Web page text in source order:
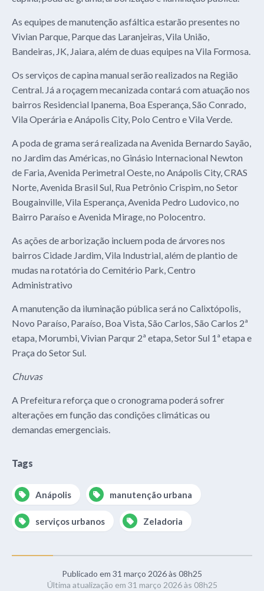
As equipes de manutenção asfáltica estarão presentes no
Vivian Parque, Parque das Laranjeiras, Vila União,
Bandeiras, JK, Jaiara, além de duas equipes na Vila Formosa.
Os serviços de capina manual serão realizados na Região
Central. Já a roçagem mecanizada contará com atuação nos
bairros Residencial Ipanema, Boa Esperança, São Conrado,
Vila Operária e Anápolis City, Polo Centro e Vila Verde.
A poda de grama será realizada na Avenida Bernardo Sayão,
no Jardim das Américas, no Ginásio Internacional Newton
de Faria, Avenida Perimetral Oeste, no Anápolis City, CRAS
Norte, Avenida Brasil Sul, Rua Petrônio Crispim, no Setor
Bougainville, Vila Esperança, Avenida Pedro Ludovico, no
Bairro Paraíso e Avenida Mirage, no Polocentro.
As ações de arborização incluem poda de árvores nos
bairros Cidade Jardim, Vila Industrial, além de plantio de
mudas na rotatória do Cemitério Park, Centro
Administrativo
A manutenção da iluminação pública será no Calixtópolis,
Novo Paraíso, Paraíso, Boa Vista, São Carlos, São Carlos 2ª
etapa, Morumbi, Vivian Parqur 2ª etapa, Setor Sul 1ª etapa e
Praça do Setor Sul.
Chuvas
A Prefeitura reforça que o cronograma poderá sofrer
alterações em função das condições climáticas ou
demandas emergenciais.
Tags
Anápolis manutenção urbana
serviços urbanos Zeladoria
Publicado em 31 março 2026 às 08h25
Última atualização em 31 março 2026 às 08h25